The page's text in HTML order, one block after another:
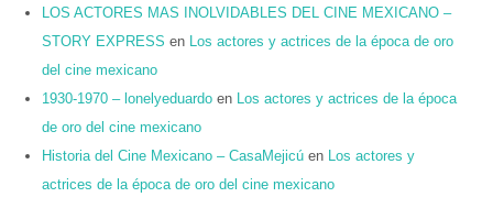
LOS ACTORES MAS INOLVIDABLES DEL CINE MEXICANO –
STORY EXPRESS en
Los actores y actrices de la época de oro
del cine mexicano
1930-1970 – lonelyeduardo en
Los actores y actrices de la época
de oro del cine mexicano
Historia del Cine Mexicano – CasaMejicú en
Los actores y
actrices de la época de oro del cine mexicano